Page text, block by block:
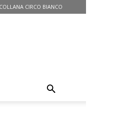
COLLANA CIRCO BIANCO